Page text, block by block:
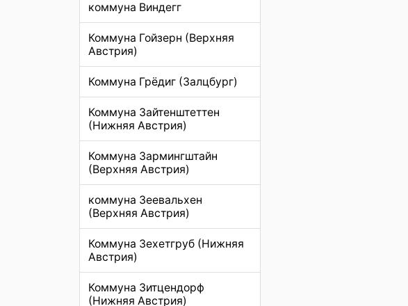
коммуна Виндегг
Коммуна Гойзерн (Верхняя
Австрия)
Коммуна Грёдиг (Залцбург)
Коммуна Зайтенштеттен
(Нижняя Австрия)
Коммуна Зармингштайн
(Верхняя Австрия)
коммуна Зеевальхен
(Верхняя Австрия)
Коммуна Зехетгруб (Нижняя
Австрия)
Коммуна Зитцендорф
(Нижняя Австрия)